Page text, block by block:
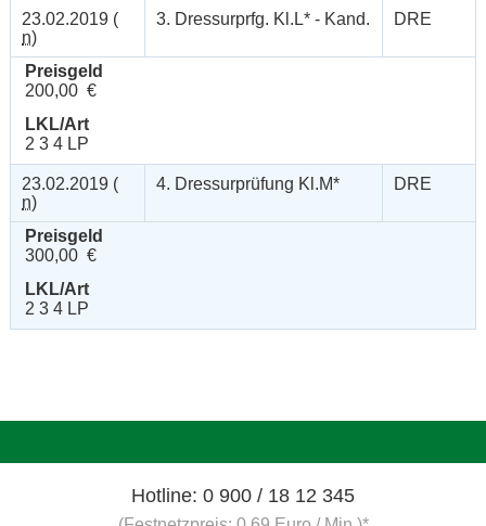
23.02.2019 (
n)
3. Dressurprfg. Kl.L* - Kand. DRE
Preisgeld
200,00 €
LKL/Art
2 3 4 LP
23.02.2019 (
n)
4. Dressurprüfung Kl.M* DRE
Preisgeld
300,00 €
LKL/Art
2 3 4 LP
Hotline: 0 900 / 18 12 345